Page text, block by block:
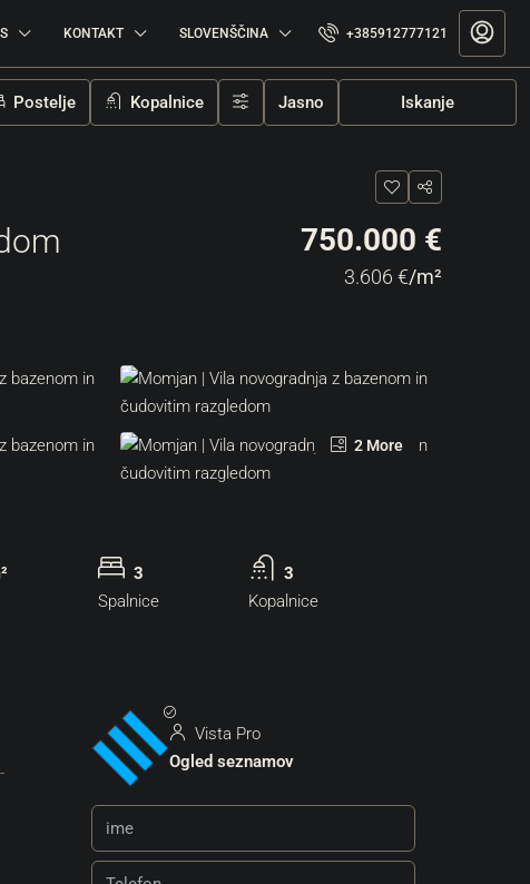
KONTAKT SLOVENŠČINA +385912777121
Postelje Kopalnice Jasno Iskanje
750.000 €
3.606 €/m²
2 More
3
Spalnice
3
Kopalnice
Vista Pro
Ogled seznamov